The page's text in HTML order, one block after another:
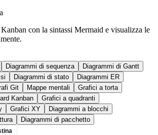
con la sintassi Mermaid e visualizza le
Diagrammi di sequenza
Diagrammi di Gantt
Diagrammi di stato
Diagrammi ER
Git Mappe mentali
Grafici a torta
Kanban
Grafici a quadranti
Grafici XY
Diagrammi a blocchi
Diagrammi di pacchetto